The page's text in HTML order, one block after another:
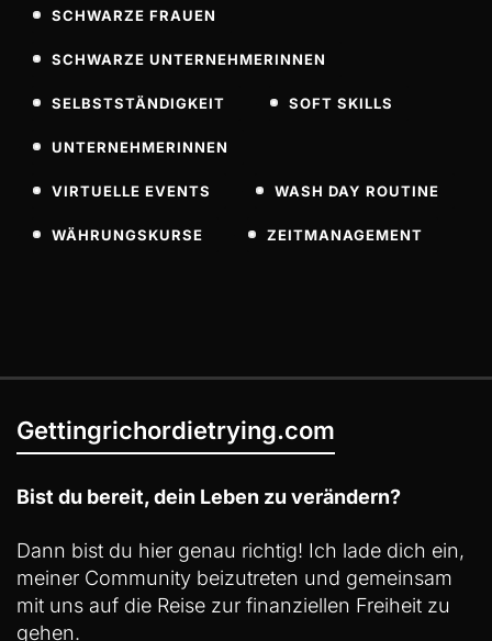
SCHWARZE FRAUEN
SCHWARZE UNTERNEHMERINNEN
SELBSTSTÄNDIGKEIT SOFT SKILLS
UNTERNEHMERINNEN
VIRTUELLE EVENTS WASH DAY ROUTINE
WÄHRUNGSKURSE ZEITMANAGEMENT
Gettingrichordietrying.com
Bist du bereit, dein Leben zu verändern?
Dann bist du hier genau richtig! Ich lade dich ein,
meiner Community beizutreten und gemeinsam
mit uns auf die Reise zur finanziellen Freiheit zu
gehen.